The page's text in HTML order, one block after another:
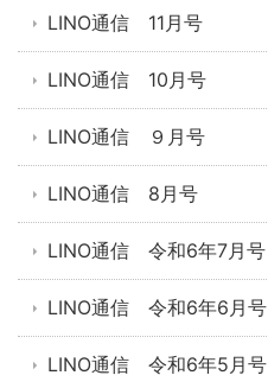
LINO通信 11月号
LINO通信 10月号
LINO通信 ９月号
LINO通信 8月号
LINO通信 令和6年7月号
LINO通信 令和6年6月号
LINO通信 令和6年5月号